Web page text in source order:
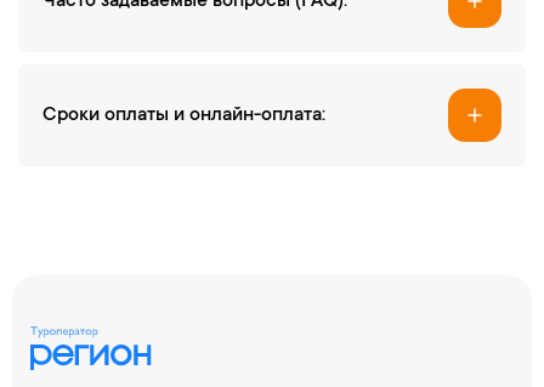
Cроки оплаты и онлайн-оплата: